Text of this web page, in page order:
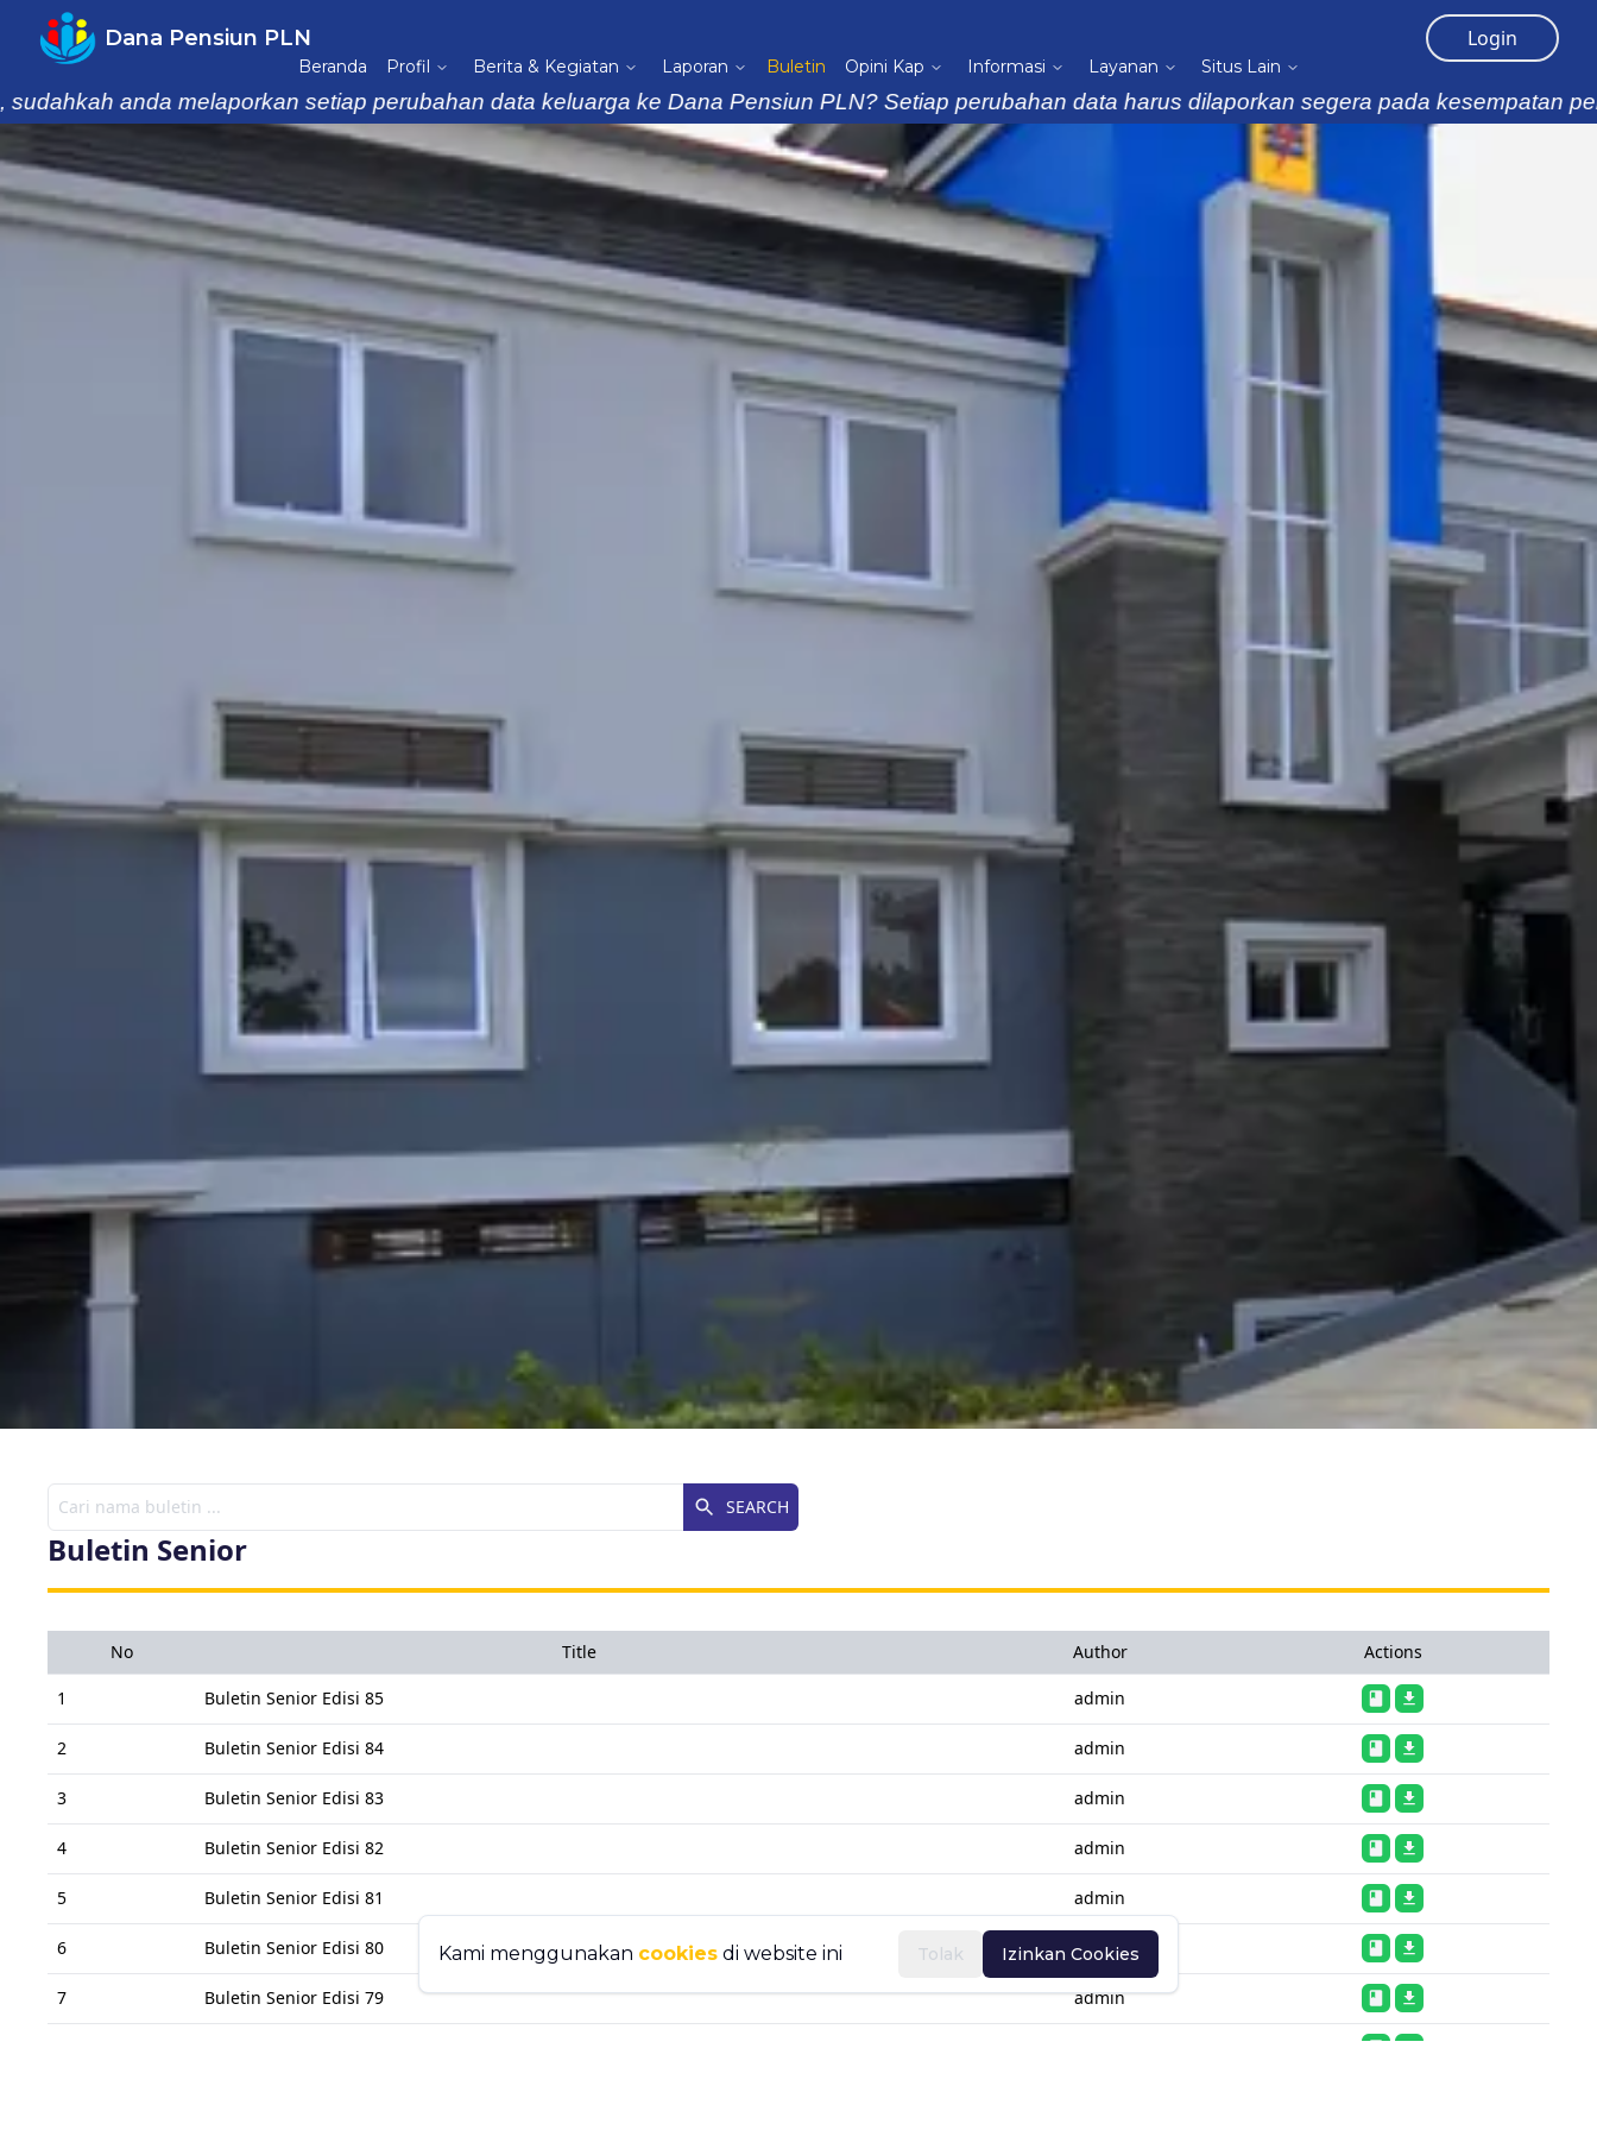
Dana Pensiun PLN Login
Beranda Profil Berita & Kegiatan Laporan Buletin Opini Kap Informasi Layanan Situs Lain
anda melaporkan setiap perubahan data keluarga ke Dana Pensiun PLN? Setiap perubahan data harus dilaporkan segera pada kesempatan
SEARCH
Buletin Senior
No Title Author Actions
1 Buletin Senior Edisi 85 admin
2 Buletin Senior Edisi 84 admin
3 Buletin Senior Edisi 83 admin
4 Buletin Senior Edisi 82 admin
5 Buletin Senior Edisi 81 admin
6 Buletin Senior Edisi 80 admin
7 Buletin Senior Edisi 79 admin
Kami menggunakan cookies di website ini Tolak Izinkan Cookies